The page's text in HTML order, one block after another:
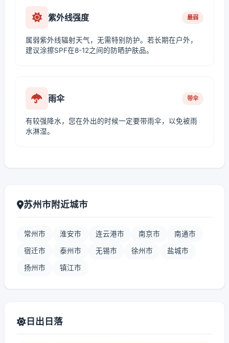
紫外线强度 最弱
属弱紫外线辐射天气，无需特别防护。若长期在户外，
建议涂擦SPF在8-12之间的防晒护肤品。
雨伞 带伞
有较强降水，您在外出的时候一定要带雨伞，以免被雨
水淋湿。
苏州市附近城市
常州市 淮安市 连云港市 南京市 南通市
宿迁市 泰州市 无锡市 徐州市 盐城市
扬州市 镇江市
日出日落